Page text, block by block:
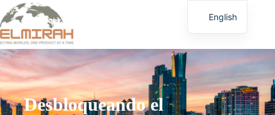
Desbloqueando el
English